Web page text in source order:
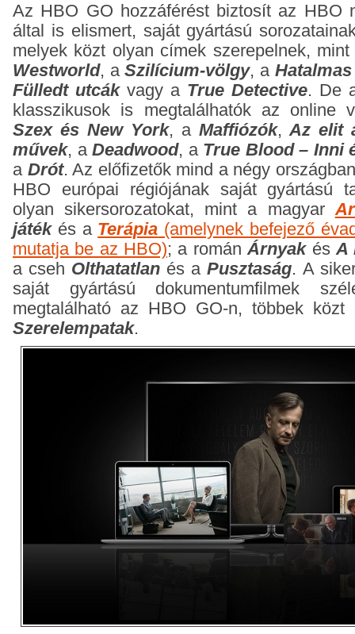
Az HBO GO hozzáférést biztosít az HBO
által is elismert, saját gyártású
melyek közt olyan címek szerepelnek,
Westworld, aSzilícium-völgy, a
Fülledt utcákvagy a True Detective. De
klasszikusok is megtalálhatók az online
Szex és New York, a Maffiózók,Az elit
művek, aDeadwood, a True Blood – Inni
a Drót. Az előfizetők mind a négy
HBO európai régiójának saját gyártású
olyan sikersorozatokat, mint a magyar
játékés a Terápia (amelynek befejező
mutatja be az HBO); a románÁrnyak ésA
a cseh Olthatatlan és a Pusztaság. A
saját gyártású dokumentumfilmek
megtalálható az HBO GO-n, többek
Szerelempatak.